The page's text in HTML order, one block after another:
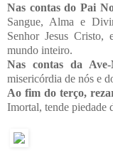
Nas contas do Pai
Sangue, Alma e
Senhor Jesus Cristo,
mundo inteiro.
Nas contas da
misericórdia de nós e
Ao fim do terço,
Imortal, tende piedade